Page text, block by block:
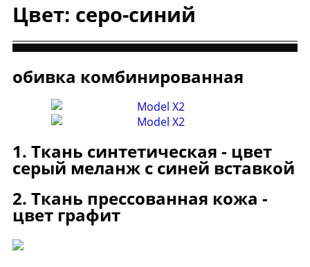
Цвет: серо-синий
обивка комбинированная
1. Ткань синтетическая - цвет
серый меланж с синей вставкой
2. Ткань прессованная кожа -
цвет графит